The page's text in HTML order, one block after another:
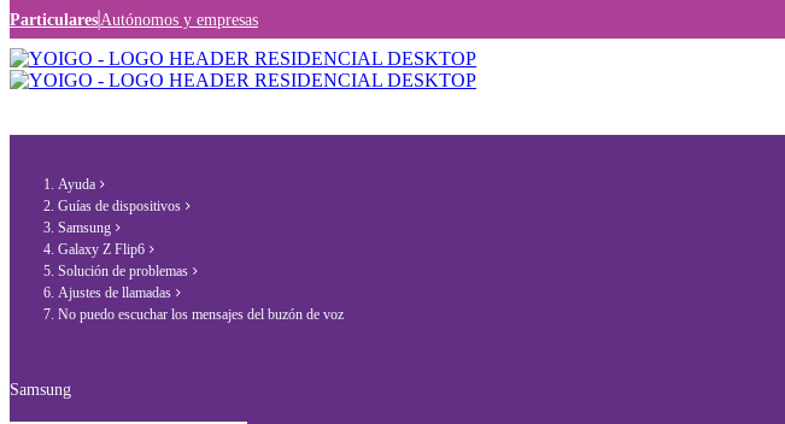
Particulares Autónomos y empresas
Ayuda
Guías de dispositivos
Samsung
Galaxy Z Flip6
Solución de problemas
Ajustes de llamadas
No puedo escuchar los mensajes del buzón de voz
Samsung